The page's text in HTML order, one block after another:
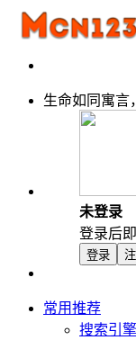
生命如同寓言
未登录
登录后
登录
常用推荐
搜索引擎